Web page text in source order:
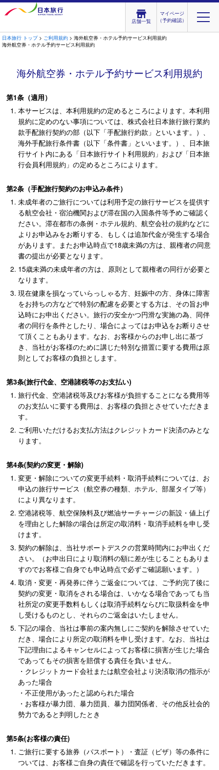
店舗一覧
マイページ
（予約確認）
日本旅行 トップ> ご利用規約 > 海外航空券・ホテル予約サービス利用規約
海外航空券・ホテル予約サービス利用規約
海外航空券・ホテル予約サービス利用規約
第1条（適用）
本サービスは、本利用規約の定めるところによります。本利用
規約に定めのない事項については、株式会社日本旅行旅行業約
款手配旅行契約の部（以下「手配旅行約款」といいます。）、
海外手配旅行条件書（以下「条件書」といいます。）、日本旅
行サイト内にある「日本旅行サイト利用規約」および「日本旅
行会員利用規約」の定めるところによります。
第2条（手配旅行契約のお申込み条件）
未成年者のご旅行については利用予定の旅行サービスを提供す
る航空会社・宿泊機関および滞在国の入国条件等予めご確認く
ださい。滞在都市の条例・ホテル規約、航空会社の規約などに
よりお申込みをお断りする、もしくは追加代金が発生する場合
があります。またお申込時点で18歳未満の方は、親権者の同意
書の提出が必要となります。
15歳未満の未成年者の方は、原則として親権者の同行が必要と
なります。
現在健康を損なっていらっしゃる方、妊娠中の方、身体に障害
をお持ちの方などで特別の配慮を必要とする方は、その旨お申
込時にお申出ください。旅行の安全かつ円滑な実施の為、同伴
者の同行を条件としたり、場合によってはお申込をお断りさせ
て頂くこともあります。なお、お客様からのお申し出に基づ
き、当社がお客様のために講じた特別な措置に要する費用は原
則としてお客様の負担とします。
第3条(旅行代金、空港諸税等のお支払い)
旅行代金、空港諸税等及びお客様が負担することになる費用等
のお支払いに要する費用は、お客様の負担とさせていただきま
す。
ご利用いただけるお支払方法はクレジットカード決済のみとな
ります。
第4条(契約の変更・解除)
変更・解除についての変更手続料・取消手続料については、お
申込の旅行サービス（航空券の種類、ホテル、部屋タイプ等）
により異なります。
空港諸税等、航空保険料及び燃油サーチャージの新設・値上げ
を理由とした解除の場合は所定の取消料・取消手続料を申し受
けます。
契約の解除は、当社サポートデスクの営業時間内にお申出くだ
さい。（お申出日により取消料の額に差が生じることもありま
すのでお客様ご自身でも申込時点で必ずご確認願います。）
取消・変更・再発券に伴うご返金については、ご予約完了後に
契約の変更・取消をされる場合は、いかなる場合であっても当
社所定の変更手数料もしくは取消手続料ならびに取扱料金を申
し受けるものとし、それらのご返金はいたしません。
下記の場合、当社は事前の案内無しにご契約を解除させていた
だき、場合により所定の取消料を申し受けます。なお、当社は
下記理由によるキャンセルによってお客様に損害が生じた場合
であってもその損害を賠償する責任を負いません。
・クレジットカード会社または航空会社より決済取消の指示が
あった場合
・不正使用があったと認められた場合
・お客様が暴力団、暴力団員、暴力団関係者、その他反社会的
勢力であると判明したとき
第5条(お客様の責任)
ご旅行に要する旅券（パスポート）・査証（ビザ）等の条件に
ついては、お客様ご自身の責任で確認を行っていただきます。